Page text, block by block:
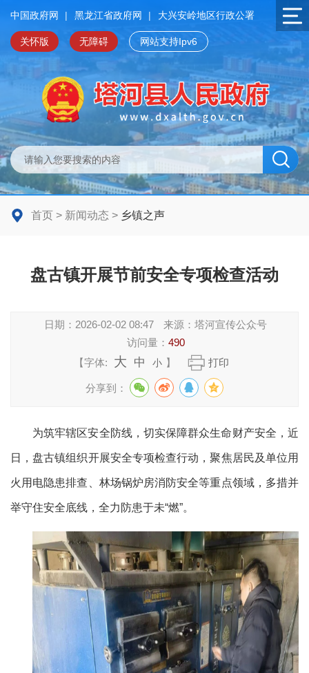
中国政府网 | 黑龙江省政府网 | 大兴安岭地区行政公署
关怀版 无障碍 网站支持Ipv6
首页 > 新闻动态 > 乡镇之声
盘古镇开展节前安全专项检查活动
日期： 2026-02-02 08:47 来源：塔河宣传公众号
访问量： 490
【字体:
大 中 小 】 打印
分享到：
为筑牢辖区安全防线，切实保障群众生命财产安全，近
日，盘古镇组织开展安全专项检查行动，聚焦居民及单位用
火用电隐患排查、林场锅炉房消防安全等重点领域，多措并
举守住安全底线，全力防患于未“燃”。